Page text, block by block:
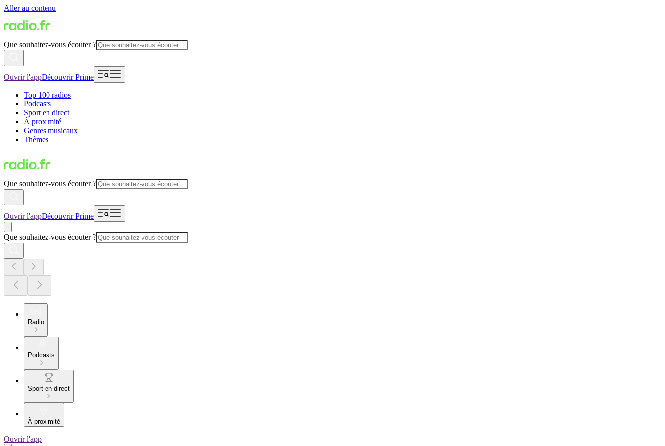
Aller au contenu
Que souhaitez-vous écouter ?
Ouvrir l'appDécouvrir Prime
Top 100 radios
Podcasts
Sport en direct
À proximité
Genres musicaux
Thèmes
Que souhaitez-vous écouter ?
Ouvrir l'appDécouvrir Prime
Que souhaitez-vous écouter ?
Radio
Podcasts
Sport en direct
À proximité
Ouvrir l'app